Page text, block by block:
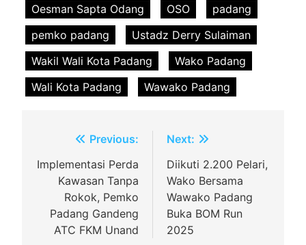
Oesman Sapta Odang
OSO
padang
pemko padang
Ustadz Derry Sulaiman
Wakil Wali Kota Padang
Wako Padang
Wali Kota Padang
Wawako Padang
Navigasi
pos
Previous:
Implementasi Perda
Kawasan Tanpa
Rokok, Pemko
Padang Gandeng
ATC FKM Unand
Next:
Diikuti 2.200 Pelari,
Wako Bersama
Wawako Padang
Buka BOM Run
2025